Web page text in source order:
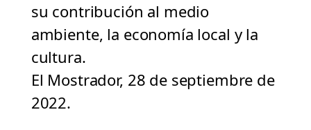
su contribución al medio
ambiente, la economía local y la
cultura.
El Mostrador, 28 de septiembre de
2022.